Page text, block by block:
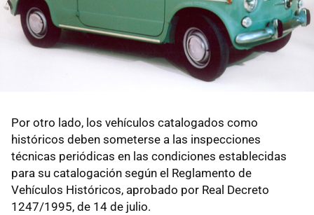
Por otro lado, los vehículos catalogados como
históricos deben someterse a las inspecciones
técnicas periódicas en las condiciones establecidas
para su catalogación según el Reglamento de
Vehículos Históricos, aprobado por Real Decreto
1247/1995, de 14 de julio.